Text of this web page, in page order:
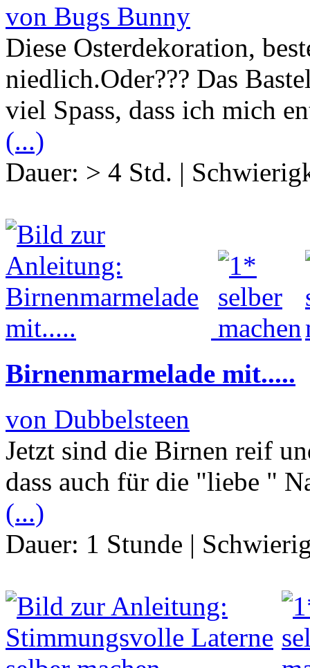
von Bugs Bunny
Diese Osterdekoration,
niedlich.Oder??? Das
viel Spass, dass ich mich
(...)
Dauer: > 4 Std. |
Birnenmarmelade mit.....
von Dubbelsteen
Jetzt sind die Birnen reif
dass auch für die "liebe "
(...)
Dauer: 1 Stunde |